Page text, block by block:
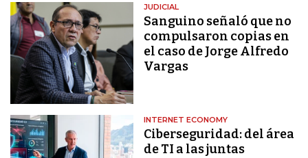
JUDICIAL
Sanguino señaló que no
compulsaron copias en
el caso de Jorge Alfredo
Vargas
INTERNET ECONOMY
Ciberseguridad: del área
de TI a las juntas